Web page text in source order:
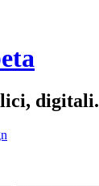
digitali.